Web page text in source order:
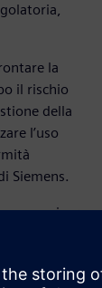
la
il rischio
della
l’uso
Siemens.
assicura
&
del